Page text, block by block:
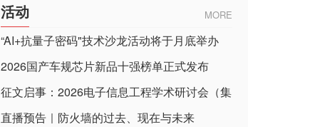
活动 MORE
“AI+抗量子密码"技术沙龙活动将于月底举办
2026国产车规芯片新品十强榜单正式发布
征文启事：2026电子信息工程学术研讨会（集
成电路应用杂志）
直播预告｜防火墙的过去、现在与未来